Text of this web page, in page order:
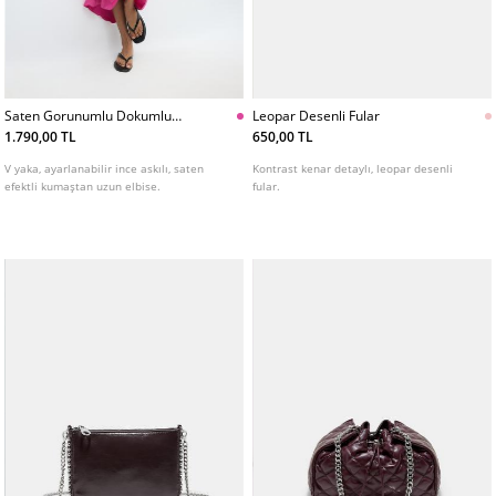
Saten Gorunumlu Dokumlu
Uzun Elbise
1.790,00 TL
V yaka, ayarlanabilir ince askılı, saten
efektli kumaştan uzun elbise.
Leopar Desenli Fular
650,00 TL
Kontrast kenar detaylı, leopar desenli
fular.